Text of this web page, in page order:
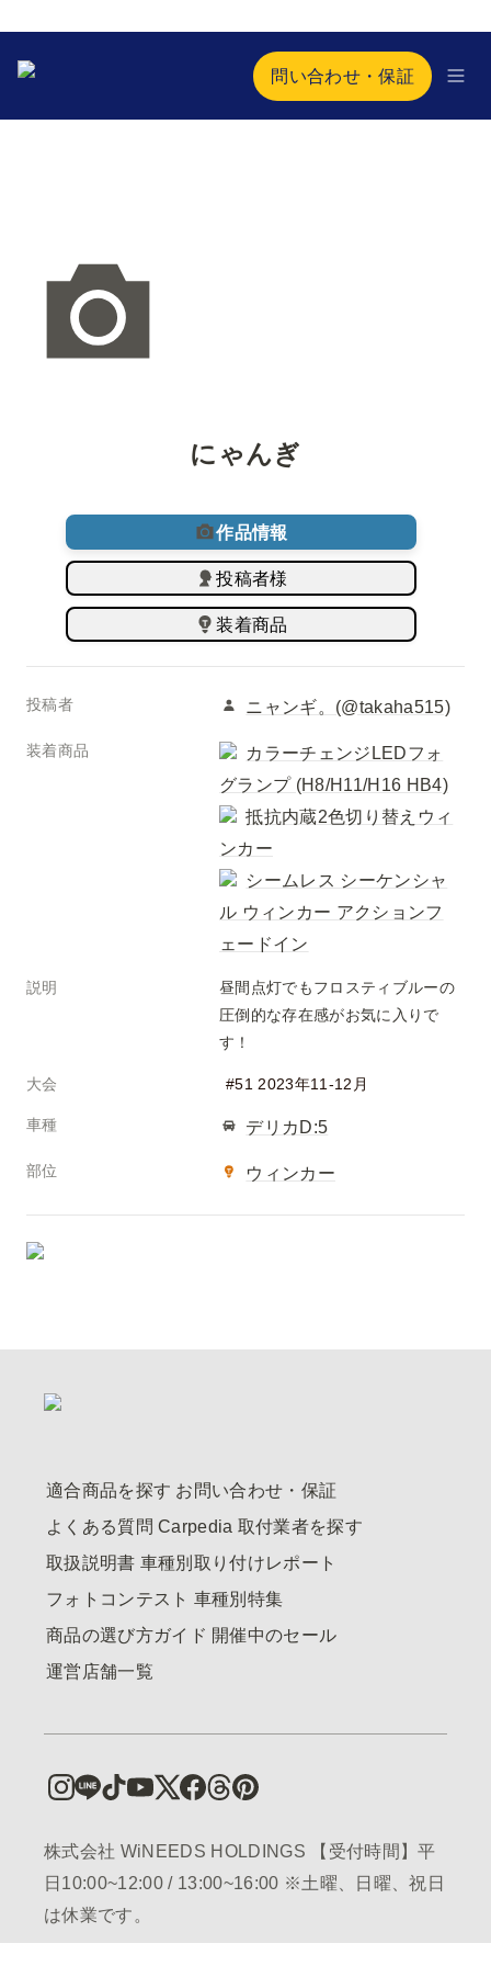
問い合わせ・保証
にゃんぎ
作品情報
投稿者様
装着商品
投稿者 ニャンギ。(@takaha515)
装着商品
カラーチェンジLEDフォ
グランプ (H8/H11/H16 HB4)
抵抗内蔵2色切り替えウィ
ンカー
シームレス シーケンシャ
ル ウィンカー アクションフ
ェードイン
説明
昼間点灯でもフロスティブルーの
圧倒的な存在感がお気に入りで
す！
大会 #51 2023年11-12月
車種 デリカD:5
部位 ウィンカー
適合商品を探す お問い合わせ・保証
よくある質問 Carpedia 取付業者を探す
取扱説明書 車種別取り付けレポート
フォトコンテスト 車種別特集
商品の選び方ガイド 開催中のセール
運営店舗一覧
株式会社 WiNEEDS HOLDINGS 【受付時間】平
日10:00~12:00 / 13:00~16:00 ※土曜、日曜、祝日
は休業です。